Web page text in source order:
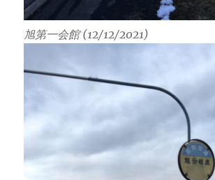
旭第一会館 (12/12/2021)